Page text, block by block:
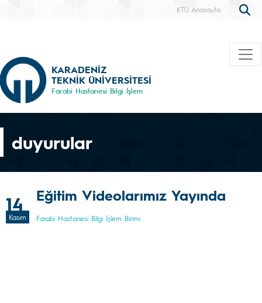
KTÜ Anasayfa
KARADENİZ
TEKNİK ÜNİVERSİTESİ
Farabi Hastanesi Bilgi İşlem
duyurular
14
Kasım
Eğitim Videolarımız Yayında
Farabi Hastanesi Bilgi İşlem Birimi